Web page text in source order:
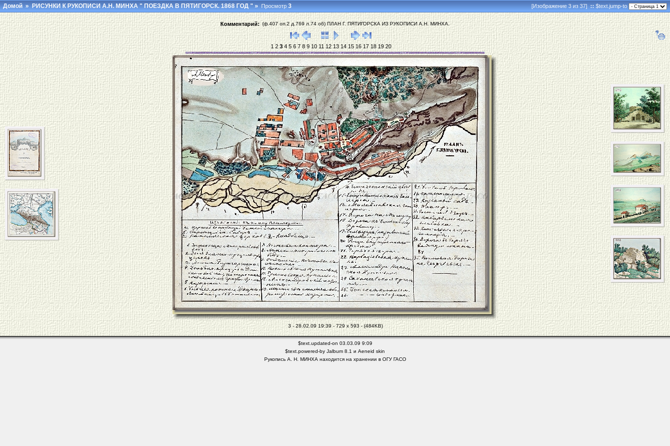
Домой»РИСУНКИ К РУКОПИСИ А.Н. МИНХА " ПОЕЗДКА В ПЯТИГОРСК. 1868 ГОД "»Просмотр3 [Изображение 3 из 37] ::$text.jump-to
Комментарий: (ф.407 оп.2 д.769 л.74 об) ПЛАН Г. ПЯТИГОРСКА ИЗ РУКОПИСИ А.Н. МИНХА.
1 234567891011 121314151617181920
3 - 28.02.09 19:39 - 729 x 593 - (484KB)
$text.updated-on 03.03.09 9:09
$text.powered-by Jalbum 8.1 и Aeneid skin
Рукопись А. Н. МИНХА находится на хранении в ОГУ ГАСО